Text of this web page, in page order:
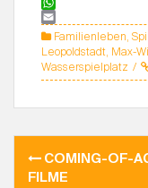
e
b
o
o
k
i
t
t
e
r
i
n
t
e
r
s
W
h
a
t
s
p
E
m
a
i
Familienleben,
Leopoldstadt, Max-
Wasserspielplatz
COMING-OF-
FILME